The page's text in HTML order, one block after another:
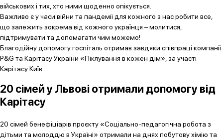
військових і тих, хто ними щоденно опікується.
Важливо є у часи війни та пандемії для кожного з нас робити все,
що залежить зокрема від кожного українця – молитися,
підтримувати та допомагати чим можемо!
Благодійну допомогу госпіталь отримав завдяки співпраці компанії
P&G та Карітасу України «Піклування в кожен дім», за участі
Карітасу Київ.
20 сімей у Львові отримали допомогу від
Карітасу
20 сімей бенефіціарів проєкту «Соціально-педагогічна робота з
дітьми та молоддю в Україні» отримали на днях побутову хімію та